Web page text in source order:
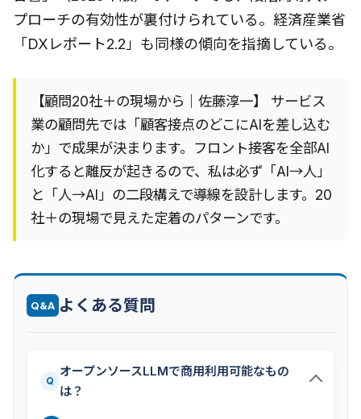
プローチの有効性が裏付けられている。経済産業省
「DXレポート2.2」も同様の傾向を指摘している。
【顧問20社＋の現場から｜佐藤淳一】 サービス
業の顧問先では「顧客接点のどこにAIを差し込む
か」で成果が決まります。フロント接客を全部AI
化すると離反が起きるので、私は必ず「AI→人」
と「人→AI」の二段構えで導線を設計します。20
社＋の現場で見えた定着のパターンです。
Q&A よくある質問
Q
オープンソースLLMで商用利用可能なもの
は？